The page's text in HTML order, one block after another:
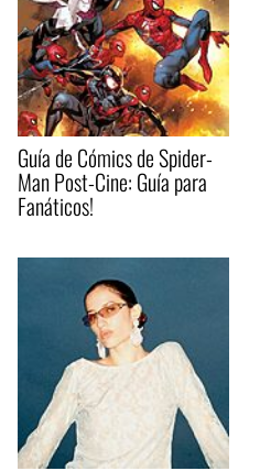
Guía de Cómics de Spider-
Man Post-Cine: Guía para
Fanáticos!